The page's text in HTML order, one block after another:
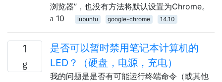
浏览器”，也没有方法将默认设置为Chrome。
10
lubuntu google-chrome 14.10
1
是否可以暂时禁用笔记本计算机的
LED？（硬盘，电源，充电）
我的问题是是否有可能运行终端命令（或其他